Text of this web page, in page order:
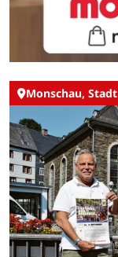
Monschau, Stadt